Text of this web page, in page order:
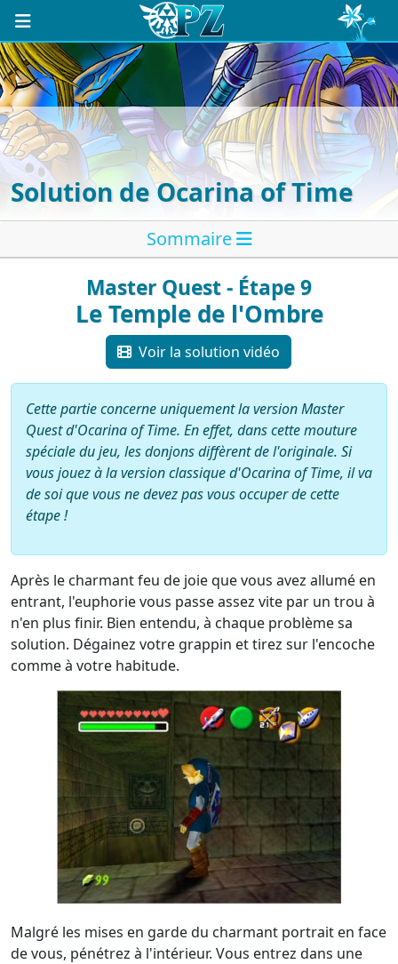
Solution de Ocarina of Time
Sommaire
Master Quest - Étape 9
Le Temple de l'Ombre
Voir la solution vidéo
Cette partie concerne uniquement la version Master
Quest d'Ocarina of Time. En effet, dans cette mouture
spéciale du jeu, les donjons diffèrent de l'originale. Si
vous jouez à la version classique d'Ocarina of Time, il va
de soi que vous ne devez pas vous occuper de cette
étape !
Après le charmant feu de joie que vous avez allumé en
entrant, l'euphorie vous passe assez vite par un trou à
n'en plus finir. Bien entendu, à chaque problème sa
solution. Dégainez votre grappin et tirez sur l'encoche
comme à votre habitude.
Malgré les mises en garde du charmant portrait en face
de vous, pénétrez à l'intérieur. Vous entrez dans une